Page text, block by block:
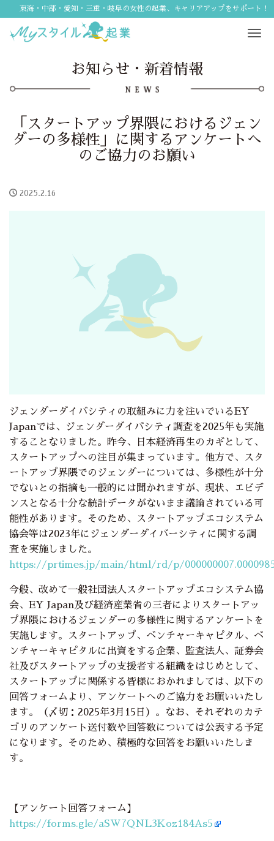
東海・中部・愛知・三重・岐阜の女性の起業、キャリアアップをサポート！
お知らせ・新着情報
「スタートアップ界隈におけるジェン
ダーの多様性」に関するアンケートへ
のご協力のお願い
2025.2.16
ジェンダーダイバシティの取組みに力を注いでいるEY
Japanでは、ジェンダーダイバシティ調査を2025年も実施
することなりました。昨今、日本経済再生のカギとして、
スタートアップへの注目が集まっています。他方で、スタ
ートアップ界隈でのジェンダーについては、多様性が十分
でないとの指摘も一般的には聞かれますが、現状、エビデ
ンスとなる十分な統計データがないまま議論されている可
能性があります。そのため、スタートアップエコシステム
協会等は2023年にジェンダーダイバーシティに関する調
査を実施しました。
https://prtimes.jp/main/html/rd/p/
今般、改めて一般社団法人スタートアップエコシステム協
会、EY Japan及び経済産業省の三者によりスタートアッ
プ界隈におけるジェンダーの多様性に関するアンケートを
実施します。スタートアップ、ベンチャーキャピタル、ベ
ンチャーキャピタルに出資をする企業、監査法人、証券会
社及びスタートアップの支援者する組織をはじめとして、
スタートアップに関係する皆様におかれましては、以下の
回答フォームより、アンケートへのご協力をお願いいたし
ます。（〆切：2025年3月15日）。なお、それぞれのカテ
ゴリのアンケート送付数や回答数については公表する予定
になります。そのため、積極的な回答をお願いいたしま
す。
【アンケート回答フォーム】
https://forms.gle/aSW7QNL3Koz184As5